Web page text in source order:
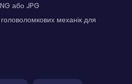
або JPG
механік для